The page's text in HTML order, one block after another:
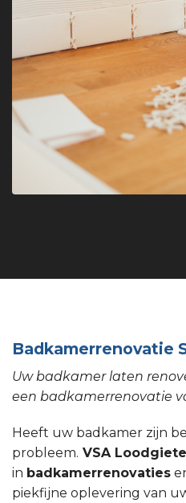
Badkamerrenovatie
Uw badkamer laten
een badkamerrenovatie
Heeft uw badkamer zijn
probleem. VSA
in badkamerrenovaties
piekfijne oplevering van